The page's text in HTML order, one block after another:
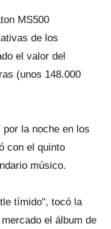
MS500
de los
el valor del
(unos 148.000
la noche en los
con el quinto
músico.
tímido", tocó la
el álbum de